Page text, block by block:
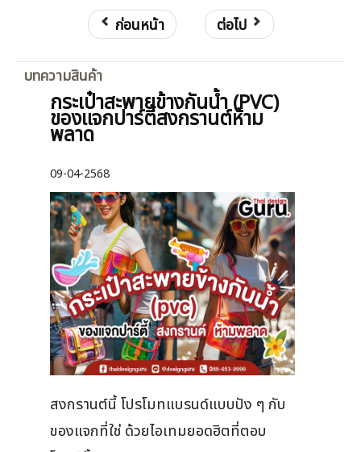
ก่อนหน้า ต่อไป
บทความสินค้า
กระเป๋าสะพายข้างกันน้ำ (PVC)
ของแจกปาร์ตี้สงกรานต์ห้าม
พลาด
09-04-2568
สงกรานต์นี้ โปรโมทแบรนด์แบบปัง ๆ กับ
ของแจกที่ใช่ ด้วยไอเทมยอดฮิตที่ตอบ